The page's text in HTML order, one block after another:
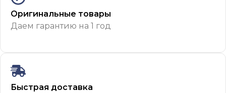
Оригинальные товары
Даем гарантию на 1 год
Быстрая доставка